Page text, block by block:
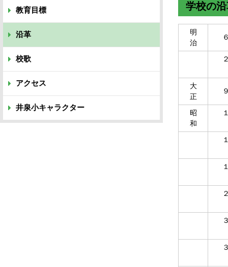
学校の
明
治
大
正
昭
和
教育目標
沿革
校歌
アクセス
井泉小キャラクター